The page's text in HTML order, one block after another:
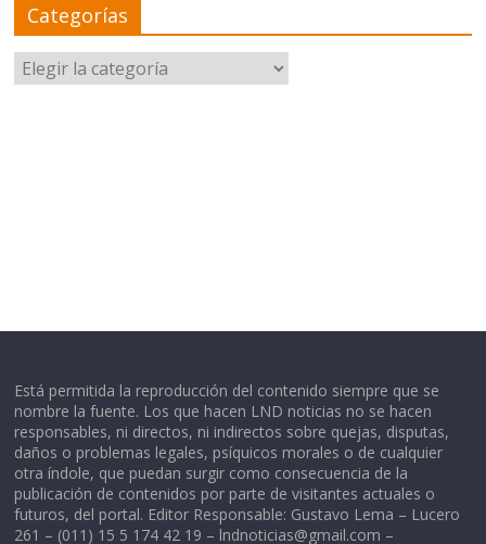
Categorías
Categorías
Está permitida la reproducción del contenido siempre que se
nombre la fuente. Los que hacen LND noticias no se hacen
responsables, ni directos, ni indirectos sobre quejas, disputas,
daños o problemas legales, psíquicos morales o de cualquier
otra índole, que puedan surgir como consecuencia de la
publicación de contenidos por parte de visitantes actuales o
futuros, del portal. Editor Responsable: Gustavo Lema – Lucero
261 – (011) 15 5 174 42 19 – lndnoticias@gmail.com –